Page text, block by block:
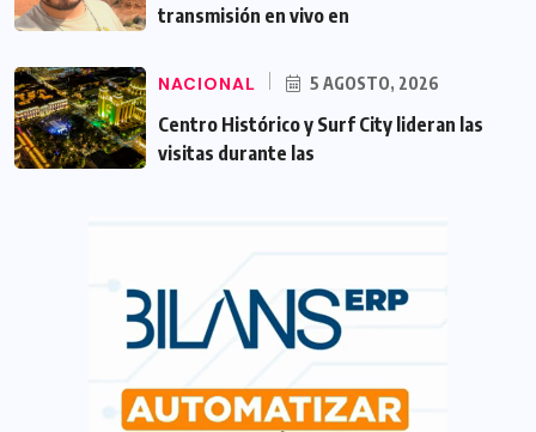
transmisión en vivo en
NACIONAL 5 AGOSTO, 2026
Centro Histórico y Surf City lideran las
visitas durante las